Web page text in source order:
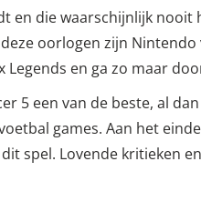
en die waarschijnlijk
oorlogen zijn Nintendo
Legends en ga zo maar
5 een van de beste, al
games. Aan het
spel. Lovende kritieken